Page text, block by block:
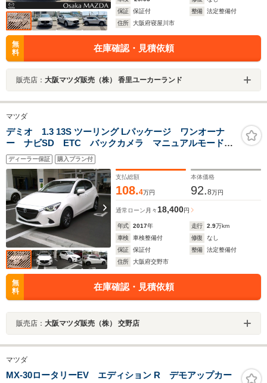
保証
保証付 整備
法定整備付
住所
大阪府寝屋川市
無
料
在庫確認・見積依頼
販売店： 大阪マツダ販売（株） 香里ユーカーランド
マツダ
デミオ 1.3 13S ツーリング Lパッケージ ワンオーナ
ー ナビSD ETC バックカメラ マニュアルモード付
AT スポーツモード切替 オート格納ドアミラー LED
ヘッドライト ハイビーム自動切替 CD/DVD/フルセグ
TV Bluetooth
ディーラー保証 購入プラン付
支払総額
108.4万円
本体価格
92.8万円
通常ローン 月々 18,400円
年式 2017年 走行 2.9万km
車検
車検整備付 修復
なし
保証
保証付 整備
法定整備付
住所
大阪府交野市
無
料
在庫確認・見積依頼
販売店： 大阪マツダ販売（株） 交野店
マツダ
MX-30ロータリーEV エディション R デモアップカー